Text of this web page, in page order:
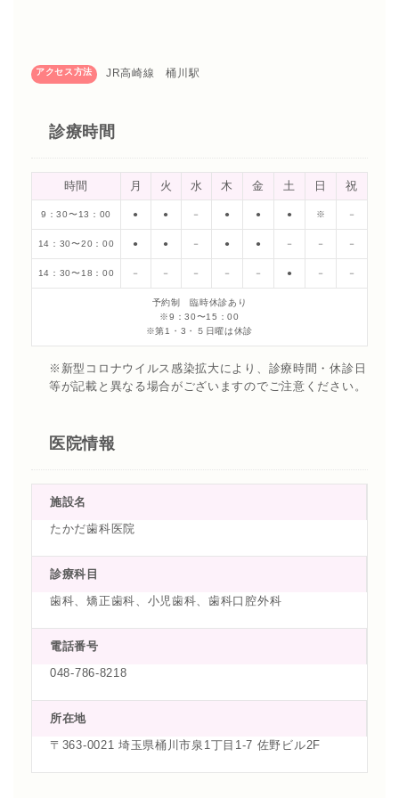
アクセス方法 JR高崎線 桶川駅
診療時間
時間 月 火 水 木 金 土 日 祝
9：30〜13：00 ● ● － ● ● ● ※ －
14：30〜20：00 ● ● － ● ● － － －
14：30〜18：00 － － － － － ● － －
予約制 臨時休診あり
※9：30〜15：00
※第1・3・５日曜は休診
※新型コロナウイルス感染拡大により、診療時間・休診日
等が記載と異なる場合がございますのでご注意ください。
医院情報
施設名
たかだ歯科医院
診療科目
歯科、矯正歯科、小児歯科、歯科口腔外科
電話番号
048-786-8218
所在地
〒363-0021 埼玉県桶川市泉1丁目1-7 佐野ビル2F